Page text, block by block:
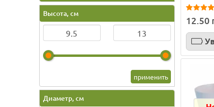
Высота, см
применить
Диаметр, см
12.50